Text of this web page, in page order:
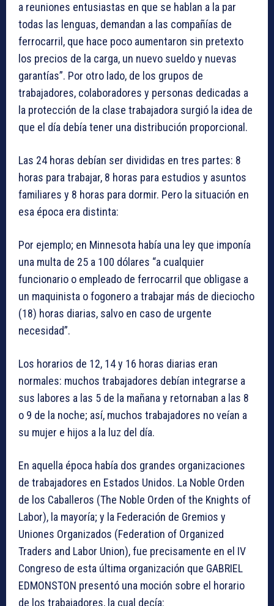
a reuniones entusiastas en que se hablan a la par
todas las lenguas, demandan a las compañías de
ferrocarril, que hace poco aumentaron sin pretexto
los precios de la carga, un nuevo sueldo y nuevas
garantías”. Por otro lado, de los grupos de
trabajadores, colaboradores y personas dedicadas a
la protección de la clase trabajadora surgió la idea de
que el día debía tener una distribución proporcional.
Las 24 horas debían ser divididas en tres partes: 8
horas para trabajar, 8 horas para estudios y asuntos
familiares y 8 horas para dormir. Pero la situación en
esa época era distinta:
Por ejemplo; en Minnesota había una ley que imponía
una multa de 25 a 100 dólares “a cualquier
funcionario o empleado de ferrocarril que obligase a
un maquinista o fogonero a trabajar más de dieciocho
(18) horas diarias, salvo en caso de urgente
necesidad”.
Los horarios de 12, 14 y 16 horas diarias eran
normales: muchos trabajadores debían integrarse a
sus labores a las 5 de la mañana y retornaban a las 8
o 9 de la noche; así, muchos trabajadores no veían a
su mujer e hijos a la luz del día.
En aquella época había dos grandes organizaciones
de trabajadores en Estados Unidos. La Noble Orden
de los Caballeros (The Noble Orden of the Knights of
Labor), la mayoría; y la Federación de Gremios y
Uniones Organizados (Federation of Organized
Traders and Labor Union), fue precisamente en el IV
Congreso de esta última organización que GABRIEL
EDMONSTON presentó una moción sobre el horario
de los trabajadores, la cual decía: